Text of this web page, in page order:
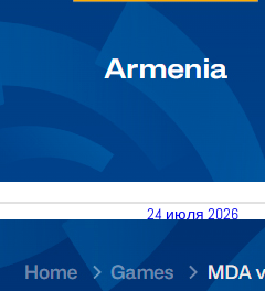
24 июля 2026
25.07.2026
Division C